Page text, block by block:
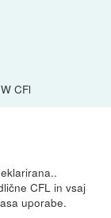
CFl
CFL in vsaj
uporabe.